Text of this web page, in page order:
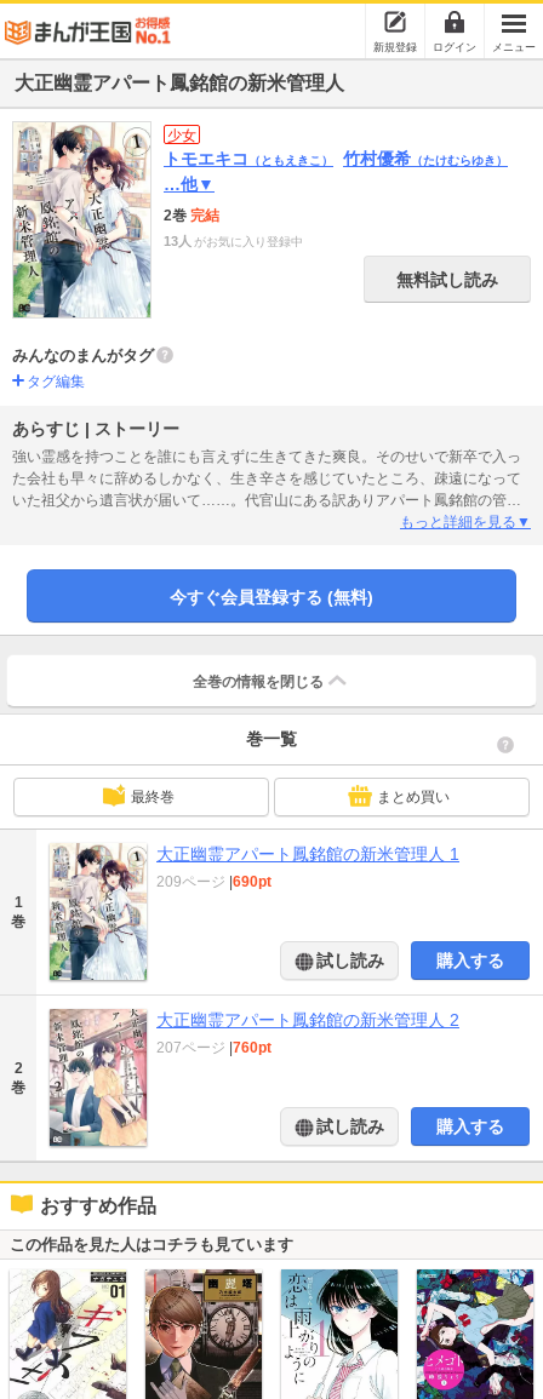
新規登録 ログイン メニュー
大正幽霊アパート鳳銘館の新米管理人
少女
トモエキコ （ともえきこ） 竹村優希 （たけむらゆき）
…他▼
2巻 完結
13人 がお気に入り登録中
無料試し読み
みんなのまんがタグ
タグ編集
あらすじ | ストーリー
強い霊感を持つことを誰にも言えずに生きてきた爽良。そのせいで新卒で入っ
た会社も早々に辞めるしかなく、生き辛さを感じていたところ、疎遠になって
いた祖父から遺言状が届いて……。代官山にある訳ありアパート鳳銘館の管理
人として新生活をスタートした爽良は次々と奇妙な事件に巻き込まれていく。
ときめきと成長のオカルトお仕事ストーリー！
もっと詳細を見る▼
今すぐ会員登録する (無料)
全巻の情報を 閉じる
巻一覧
最終巻 まとめ買い
1
巻
大正幽霊アパート鳳銘館の新米管理人 1
209ページ |690pt
試し読み 購入する
2
巻
大正幽霊アパート鳳銘館の新米管理人 2
207ページ |760pt
試し読み 購入する
おすすめ作品
この作品を見た人はコチラも見ています